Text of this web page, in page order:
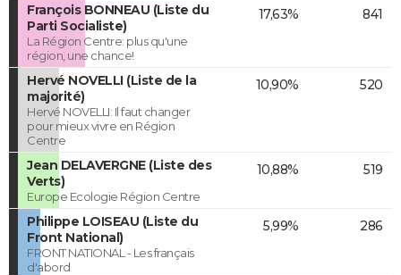
François BONNEAU (Liste du
Parti Socialiste)
La Région Centre: plus qu'une
région, une chance!
17,63% 841
Hervé NOVELLI (Liste de la
majorité)
Hervé NOVELLI: Il faut changer
pour mieux vivre en Région
Centre
10,90% 520
Jean DELAVERGNE (Liste des
Verts)
Europe Ecologie Région Centre
10,88% 519
Philippe LOISEAU (Liste du
Front National)
FRONT NATIONAL - Les français
d'abord
5,99% 286